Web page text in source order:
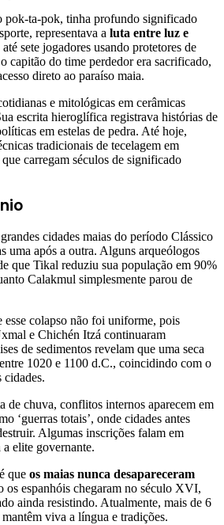
pok-ta-pok, tinha profundo significado
representava a luta entre luz e
sete jogadores usando protetores de
capitão do time perdedor era sacrificado,
direto ao paraíso maia.
e mitológicas em cerâmicas
escrita hieroglífica registrava histórias de
em estelas de pedra. Até hoje,
tradicionais de tecelagem em
carregam séculos de significado
cidades maias do período Clássico
uma após a outra. Alguns arqueólogos
que Tikal reduziu sua população em 90%
Calakmul simplesmente parou de
colapso não foi uniforme, pois
e Chichén Itzá continuaram
de sedimentos revelam que uma seca
1020 e 1100 d.C., coincidindo com o
cidades.
de chuva, conflitos internos aparecem em
‘guerras totais’, onde cidades antes
Algumas inscrições falam em
elite governante.
que os maias nunca desapareceram
os espanhóis chegaram no século XVI,
ainda resistindo. Atualmente, mais de 6
viva a língua e tradições.